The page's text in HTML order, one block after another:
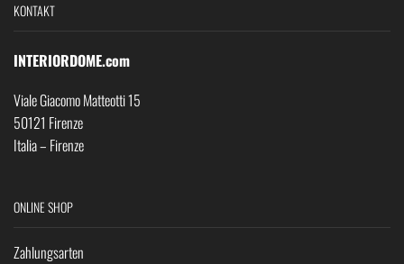
KONTAKT
INTERIORDOME.com
Viale Giacomo Matteotti 15
50121 Firenze
Italia – Firenze
ONLINE SHOP
Zahlungsarten